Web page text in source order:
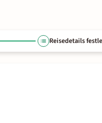
Reisedetails